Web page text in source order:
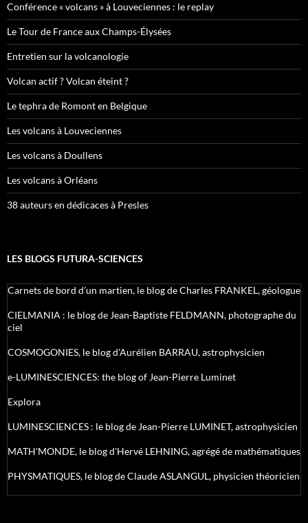
Conférence « volcans » à Louveciennes : le replay
Le Tour de France aux Champs-Élysées
Entretien sur la volcanologie
Volcan actif ? Volcan éteint ?
Le tephra de Romont en Belgique
Les volcans à Louveciennes
Les volcans à Doullens
Les volcans à Orléans
38 auteurs en dédicaces à Presles
LES BLOGS FUTURA-SCIENCES
Carnets de bord d’un martien, le blog de Charles FRANKEL, géologue
CIELMANIA : le blog de Jean-Baptiste FELDMANN, photographe du
ciel
COSMOGONIES, le blog d'Aurélien BARRAU, astrophysicien
e-LUMINESCIENCES: the blog of Jean-Pierre Luminet
Explora
LUMINESCIENCES : le blog de Jean-Pierre LUMINET, astrophysicien
MATH'MONDE, le blog d'Hervé LEHNING, agrégé de mathématiques
PHYSMATIQUES, le blog de Claude ASLANGUL, physicien théoricien